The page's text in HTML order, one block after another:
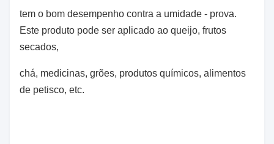
tem o bom desempenho contra a umidade - prova.
Este produto pode ser aplicado ao queijo, frutos
secados,
chá, medicinas, grões, produtos químicos, alimentos
de petisco, etc.